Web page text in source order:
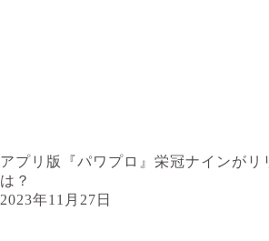
アプリ版『パワプロ』栄冠ナインがリ
は？
2023年11月27日